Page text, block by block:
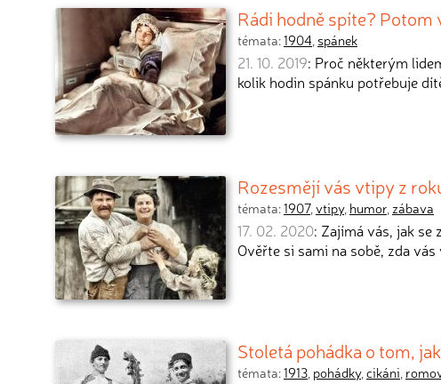
Rádi hodně spíte? Potom
témata:1904, spánek
21. 10. 2019: Proč některým
kolik hodin spánku potřebuje
Rozesmějí vás vtipy z
témata:1907,vtipy, humor, zábava
17. 02. 2020: Zajímá vás, jak
Ověřte si sami na sobě, zda
Stoletá pohádka o tom,
témata:1913, pohádky,cikáni,